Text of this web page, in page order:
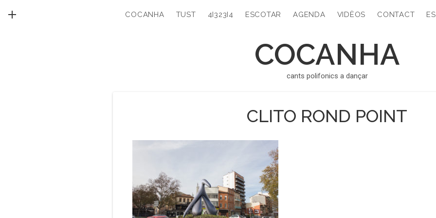
COCANHA
cants polifonics a dançar
COCANHA TUST 4I323I4 ESCOTAR AGENDA VIDÈOS CONTACT
CLITO ROND POINT